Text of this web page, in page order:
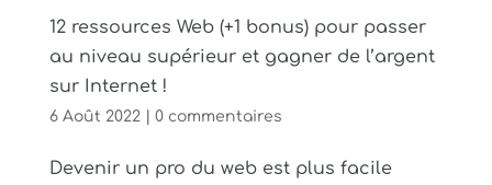
12 ressources Web (+1 bonus) pour passer
au niveau supérieur et gagner de l’argent
sur Internet !
6 Août 2022| 0 commentaires
Devenir un pro du web est plus facile